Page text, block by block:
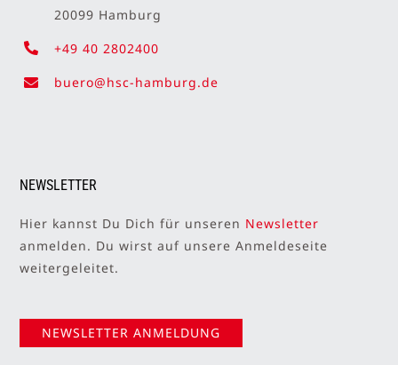
20099 Hamburg
+49 40 2802400
buero@hsc-hamburg.de
NEWSLETTER
Hier kannst Du Dich für unseren Newsletter
anmelden. Du wirst auf unsere Anmeldeseite
weitergeleitet.
NEWSLETTER ANMELDUNG